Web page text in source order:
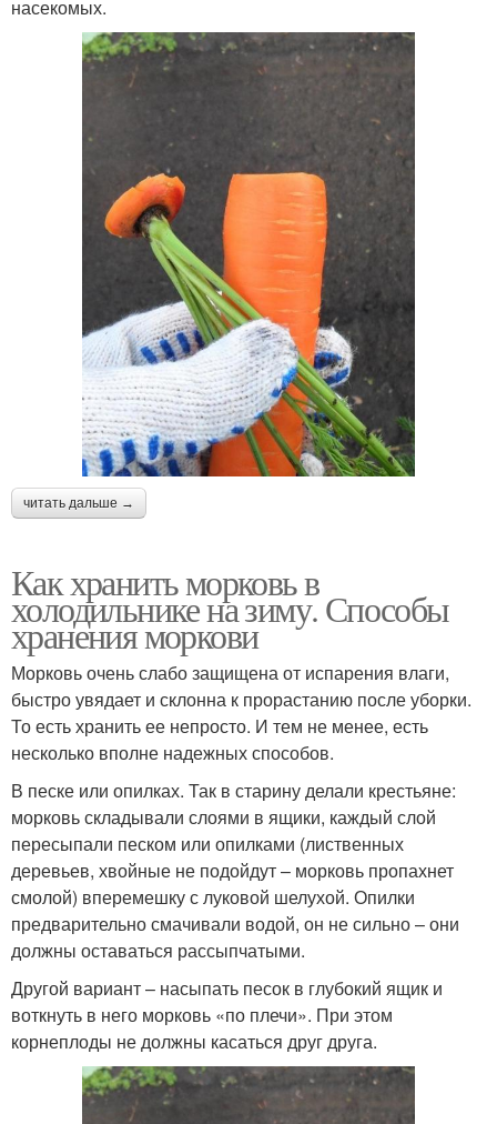
насекомых.
читать дальше →
Как хранить морковь в
холодильнике на зиму. Способы
хранения моркови
Морковь очень слабо защищена от испарения влаги,
быстро увядает и склонна к прорастанию после уборки.
То есть хранить ее непросто. И тем не менее, есть
несколько вполне надежных способов.
В песке или опилках. Так в старину делали крестьяне:
морковь складывали слоями в ящики, каждый слой
пересыпали песком или опилками (лиственных
деревьев, хвойные не подойдут – морковь пропахнет
смолой) вперемешку с луковой шелухой. Опилки
предварительно смачивали водой, он не сильно – они
должны оставаться рассыпчатыми.
Другой вариант – насыпать песок в глубокий ящик и
воткнуть в него морковь «по плечи». При этом
корнеплоды не должны касаться друг друга.